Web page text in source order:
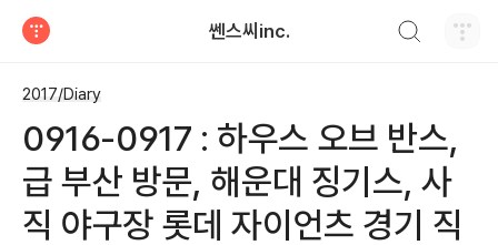
쎈스씨inc.
2017/Diary
0916-0917 : 하우스 오브 반스,
급 부산 방문, 해운대 징기스, 사
직 야구장 롯데 자이언츠 경기 직